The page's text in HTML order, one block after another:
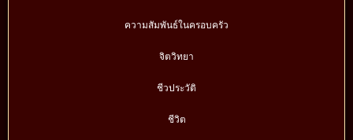
ความสัมพันธ์ในครอบครัว
จิตวิทยา
ชีวประวัติ
ชีวิต